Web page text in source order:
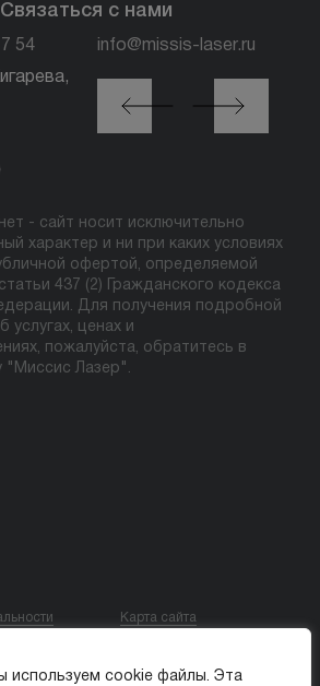
используем cookie файлы. Эта
Связаться с нами
54 info@missis-laser.ru
г. Москва м. Трубная,
ул. Петровка, 26, стр.
- сайт носит исключительно
характер и ни при каких условиях
офертой, определяемой
437 (2) Гражданского кодекса
Для получения подробной
услугах, ценах и
пожалуйста, обратитесь в
"Миссис Лазер".
Карта сайта